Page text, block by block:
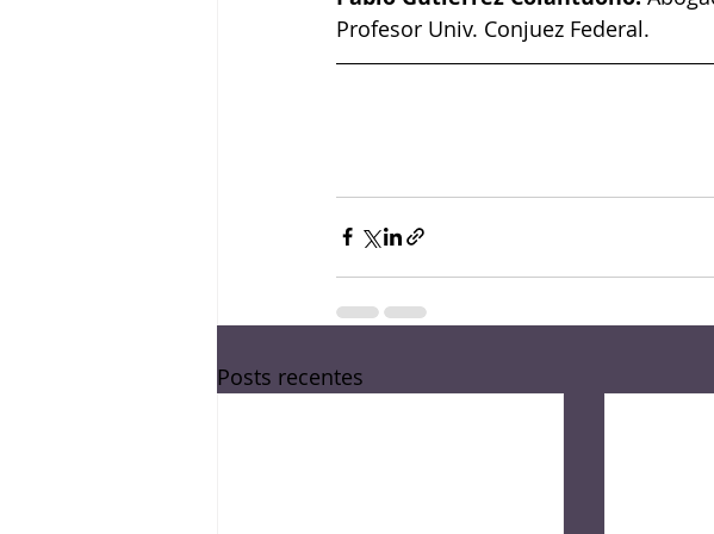
Profesor Univ. Conjuez Federal.
Posts recentes